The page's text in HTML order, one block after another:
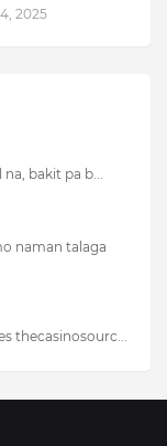
2025
bakit pa b...
naman talaga
thecasinosourc...